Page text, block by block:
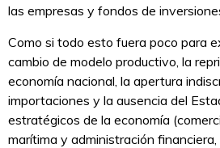
las empresas y fondos de
Como si todo esto fuera poco para
cambio de modelo productivo, la
economía nacional, la apertura
importaciones y la ausencia del
estratégicos de la economía
marítima y administración